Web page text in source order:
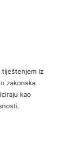
tiještenjem iz
zakonska
kao